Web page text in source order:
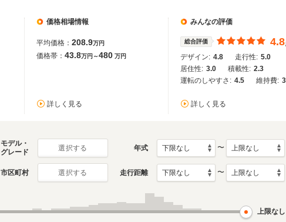
価格相場情報
平均価格： 208.9万円
価格帯： 43.8万円～480 万円
詳しく見る
みんなの評価
総合評価 4.8
デザイン: 4.8 走行性: 5.0
居住性: 3.0 積載性: 2.3
運転のしやすさ: 4.5 維持費:
詳しく見る
生産モデル
モデル・
グレード
選択する 年式 〜
市区町村 選択する 走行距離 〜
上限なし